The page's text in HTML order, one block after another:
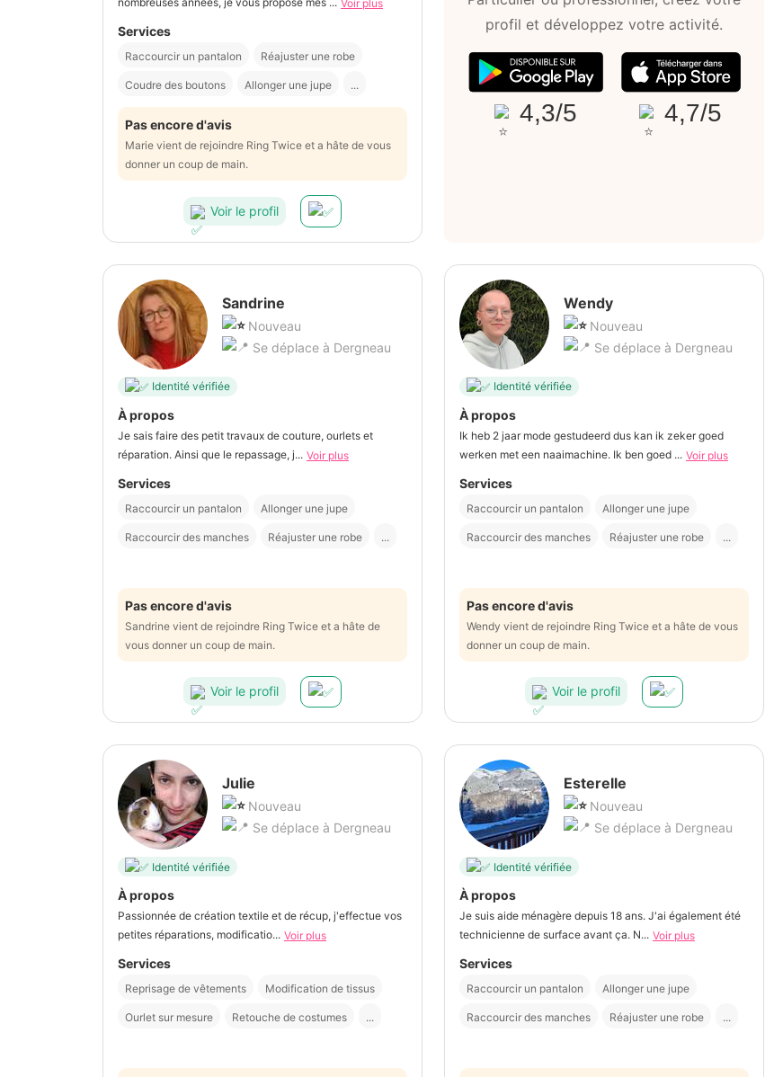
Voir plus
Services
Raccourcir un pantalon Réajuster une robe
Coudre des boutons Allonger une jupe ...
Pas encore d'avis
Marie vient de rejoindre Ring Twice et a hâte de vous
donner un coup de main.
Voir le profil
profil et développez votre activité.
4,3/5 4,7/5
Sandrine
Nouveau
Se déplace à Dergneau
Identité vérifiée
À propos
Je sais faire des petit travaux de couture, ourlets et
réparation. Ainsi que le repassage, j... Voir plus
Services
Raccourcir un pantalon Allonger une jupe
Raccourcir des manches Réajuster une robe ...
Pas encore d'avis
Sandrine vient de rejoindre Ring Twice et a hâte de
vous donner un coup de main.
Voir le profil
Wendy
Nouveau
Se déplace à Dergneau
Identité vérifiée
À propos
Ik heb 2 jaar mode gestudeerd dus kan ik zeker goed
werken met een naaimachine. Ik ben goed ... Voir plus
Services
Raccourcir un pantalon Allonger une jupe
Raccourcir des manches Réajuster une robe ...
Pas encore d'avis
Wendy vient de rejoindre Ring Twice et a hâte de vous
donner un coup de main.
Voir le profil
Julie
Nouveau
Se déplace à Dergneau
Identité vérifiée
À propos
Passionnée de création textile et de récup, j'effectue vos
petites réparations, modificatio... Voir plus
Services
Reprisage de vêtements Modification de tissus
Ourlet sur mesure Retouche de costumes ...
Esterelle
Nouveau
Se déplace à Dergneau
Identité vérifiée
À propos
Je suis aide ménagère depuis 18 ans. J'ai également été
technicienne de surface avant ça. N... Voir plus
Services
Raccourcir un pantalon Allonger une jupe
Raccourcir des manches Réajuster une robe ...